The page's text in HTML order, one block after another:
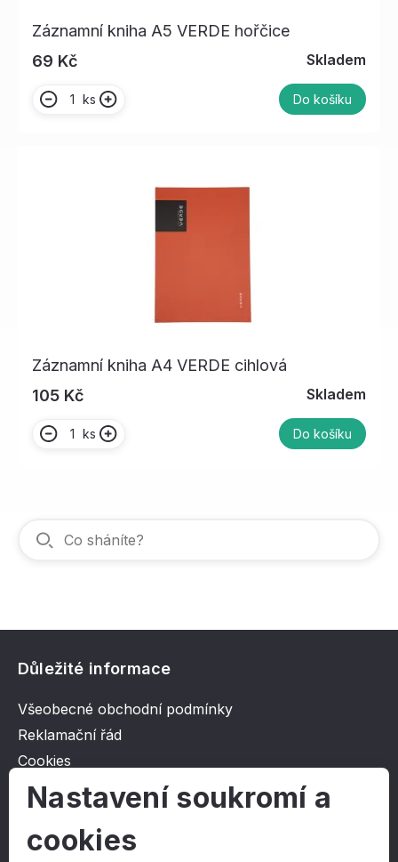
Záznamní kniha A5 VERDE hořčice
69 Kč
Skladem
ks Do košíku
Záznamní kniha A4 VERDE cihlová
105 Kč
Skladem
ks Do košíku
Důležité informace
Všeobecné obchodní podmínky
Reklamační řád
Cookies
Ochrana osobních údajů
O společnosti
Nastavení soukromí a
cookies